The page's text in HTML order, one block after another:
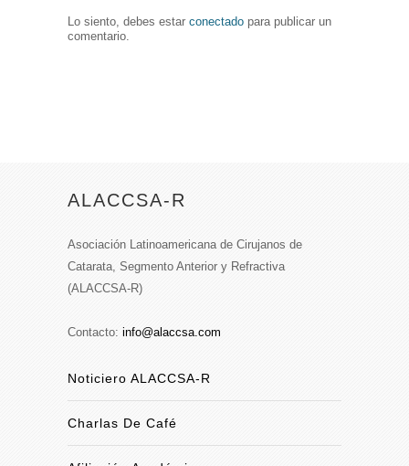
Lo siento, debes estar conectado para publicar un
comentario.
ALACCSA-R
Asociación Latinoamericana de Cirujanos de
Catarata, Segmento Anterior y Refractiva
(ALACCSA-R)
Contacto: info@alaccsa.com
Noticiero ALACCSA-R
Charlas De Café